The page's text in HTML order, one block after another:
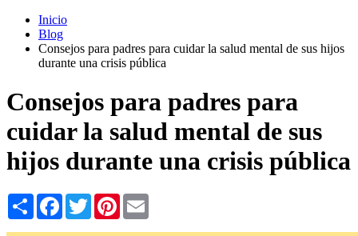
Inicio
Blog
Consejos para padres para cuidar la salud mental de sus hijos
durante una crisis pública
Consejos para padres para
cuidar la salud mental de sus
hijos durante una crisis pública
Share Facebook
TwitterPinterest